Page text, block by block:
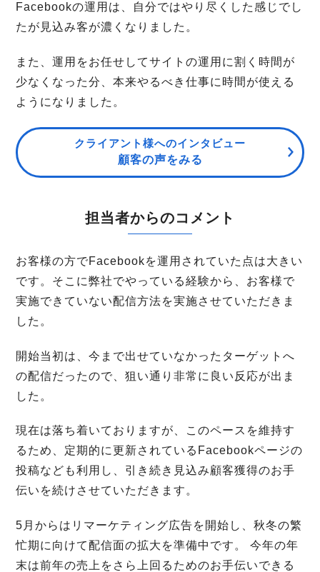
Facebookの運用は、自分ではやり尽くした感じでし
たが見込み客が濃くなりました。
また、運用をお任せしてサイトの運用に割く時間が
少なくなった分、本来やるべき仕事に時間が使える
ようになりました。
クライアント様へのインタビュー
顧客の声をみる
担当者からのコメント
お客様の方でFacebookを運用されていた点は大きい
です。そこに弊社でやっている経験から、お客様で
実施できていない配信方法を実施させていただきま
した。
開始当初は、今まで出せていなかったターゲットへ
の配信だったので、狙い通り非常に良い反応が出ま
した。
現在は落ち着いておりますが、このペースを維持す
るため、定期的に更新されているFacebookページの
投稿なども利用し、引き続き見込み顧客獲得のお手
伝いを続けさせていただきます。
5月からはリマーケティング広告を開始し、秋冬の繁
忙期に向けて配信面の拡大を準備中です。 今年の年
末は前年の売上をさら上回るためのお手伝いできる